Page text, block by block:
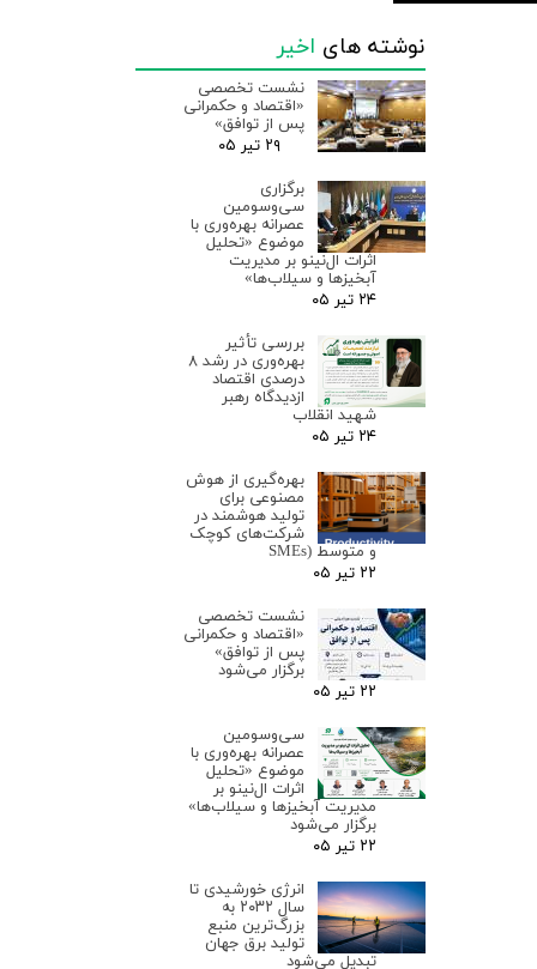
نوشته های اخیر
نشست تخصصی
«اقتصاد و حکمرانی
پس از توافق»
۲۹ تیر ۰۵
برگزاری
سی‌وسومین
عصرانه بهره‌وری با
موضوع «تحلیل
اثرات ال‌نینو بر مدیریت
آبخیزها و سیلاب‌ها»
۲۴ تیر ۰۵
بررسی تأثیر
بهره‌وری در رشد ۸
درصدی اقتصاد
ازدیدگاه رهبر
شهید انقلاب
۲۴ تیر ۰۵
بهره‌گیری از هوش
مصنوعی برای
تولید هوشمند در
شرکت‌های کوچک
و متوسط (SMEs
۲۲ تیر ۰۵
نشست تخصصی
«اقتصاد و حکمرانی
پس از توافق»
برگزار می‌شود
۲۲ تیر ۰۵
سی‌وسومین
عصرانه بهره‌وری با
موضوع «تحلیل
اثرات ال‌نینو بر
مدیریت آبخیزها و سیلاب‌ها»
برگزار می‌شود
۲۲ تیر ۰۵
انرژی خورشیدی تا
سال ۲۰۳۲ به
بزرگ‌ترین منبع
تولید برق جهان
تبدیل می‌شود